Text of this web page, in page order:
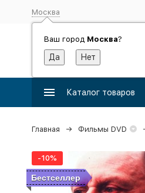
Москва
Ваш город Москва?
Каталог товаров
Главная Фильмы DVD
-10%
Бестселлер